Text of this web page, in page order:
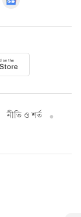
নীতি ও শর্ত